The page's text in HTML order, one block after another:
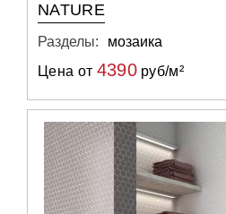
NATURE
Разделы:
мозаика
Цена от 4390руб/м²